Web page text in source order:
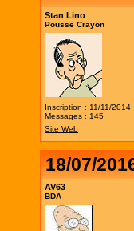
Stan Lino
Pousse Crayon
Inscription : 11/11/2014
Messages : 145
Site Web
18/07/
AV63
BDA